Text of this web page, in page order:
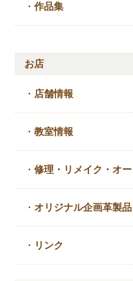
・作品集
お店
・ 店舗情報
・教室情報
・修理・リメイク・ オ
・ オリジナル企画革製品
・ リンク